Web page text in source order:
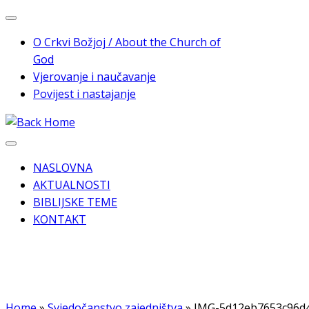
Skip
contentO Crkvi Božjoj / About the Church of
God
Vjerovanje i naučavanje
Povijest i nastajanje
NASLOVNA
AKTUALNOSTI
BIBLIJSKE TEME
KONTAKT